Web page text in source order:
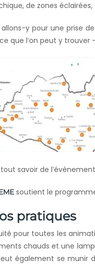
de zones
allons-y pour une prise
que l’on peut y
savoir de
soutient le
pratiques
pour toutes les
chauds et une
également se munir